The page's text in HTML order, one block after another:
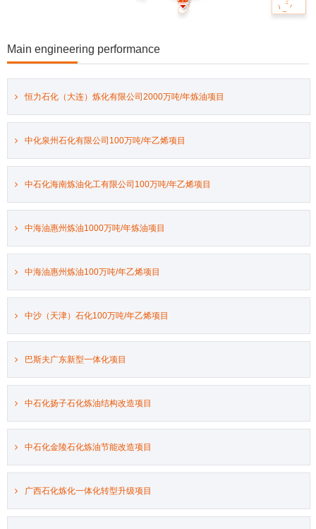
Main engineering performance
恒力石化（大连）炼化有限公司2000万吨/年炼油项目
中化泉州石化有限公司100万吨/年乙烯项目
中石化海南炼油化工有限公司100万吨/年乙烯项目
中海油惠州炼油1000万吨/年炼油项目
中海油惠州炼油100万吨/年乙烯项目
中沙（天津）石化100万吨/年乙烯项目
巴斯夫广东新型一体化项目
中石化扬子石化炼油结构改造项目
中石化金陵石化炼油节能改造项目
广西石化炼化一体化转型升级项目